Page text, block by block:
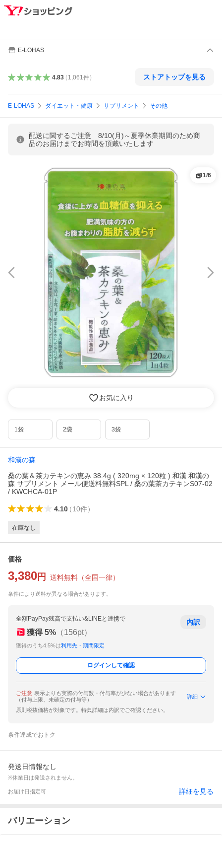
E-LOHAS
4.83（ 1,061件） ストアトップを見る
E-LOHAS ダイエット・健康 サプリメント その他
配送に関するご注意 8/10(月)～夏季休業期間のため商
品のお届けまでお時間を頂戴いたします
1/6
お気に入り
1袋 2袋 3袋
和漢の森
桑の葉＆茶カテキンの恵み 38.4g ( 320mg × 120粒 ) 和漢 和漢の
森 サプリメント メール便送料無料SPL / 桑の葉茶カテキンS07-02
/ KWCHCA-01P
4.10（10件）
在庫なし
価格
3,380 円 送料無料 （全国一律）
条件により送料が異なる場合があります。
全額PayPay残高で支払い&LINEと連携で
獲得 5% （156pt）
獲得のうち4.5%は利用先・期間限定
内訳
ログインして確認
ご注意 表示よりも実際の付与数・付与率が少ない場合があります
（付与上限、未確定の付与等）
詳細
原則税抜価格が対象です。特典詳細は内訳でご確認ください。
条件達成でおトク
発送日情報なし
※休業日は発送されません。
お届け日指定可 詳細を見る
バリエーション